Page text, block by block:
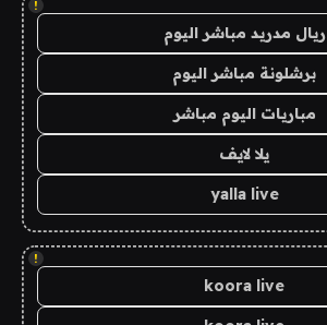
!
ريال مدريد مباشر اليوم
برشلونة مباشر اليوم
مباريات اليوم مباشر
يلا لايف
yalla live
!
koora live